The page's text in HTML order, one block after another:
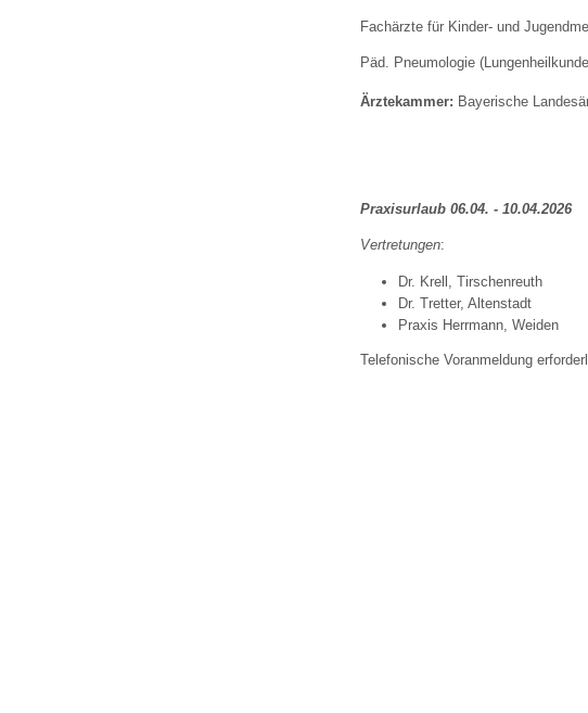
Fachärzte für Kinder- und
Päd. Pneumologie
Ärztekammer: Bayerische
Praxisurlaub 06.04. - 10.04.2026
Vertretungen:
Dr. Krell, Tirschenreuth
Dr. Tretter, Altenstadt
Praxis Herrmann, Weiden
Telefonische Voranmeldung